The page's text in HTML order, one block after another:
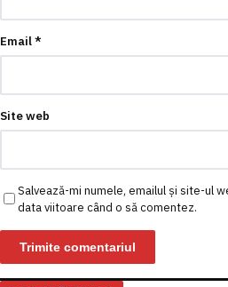
Email*
Site web
Salvează-mi numele, emailul și site-ul
data viitoare când o să comentez.